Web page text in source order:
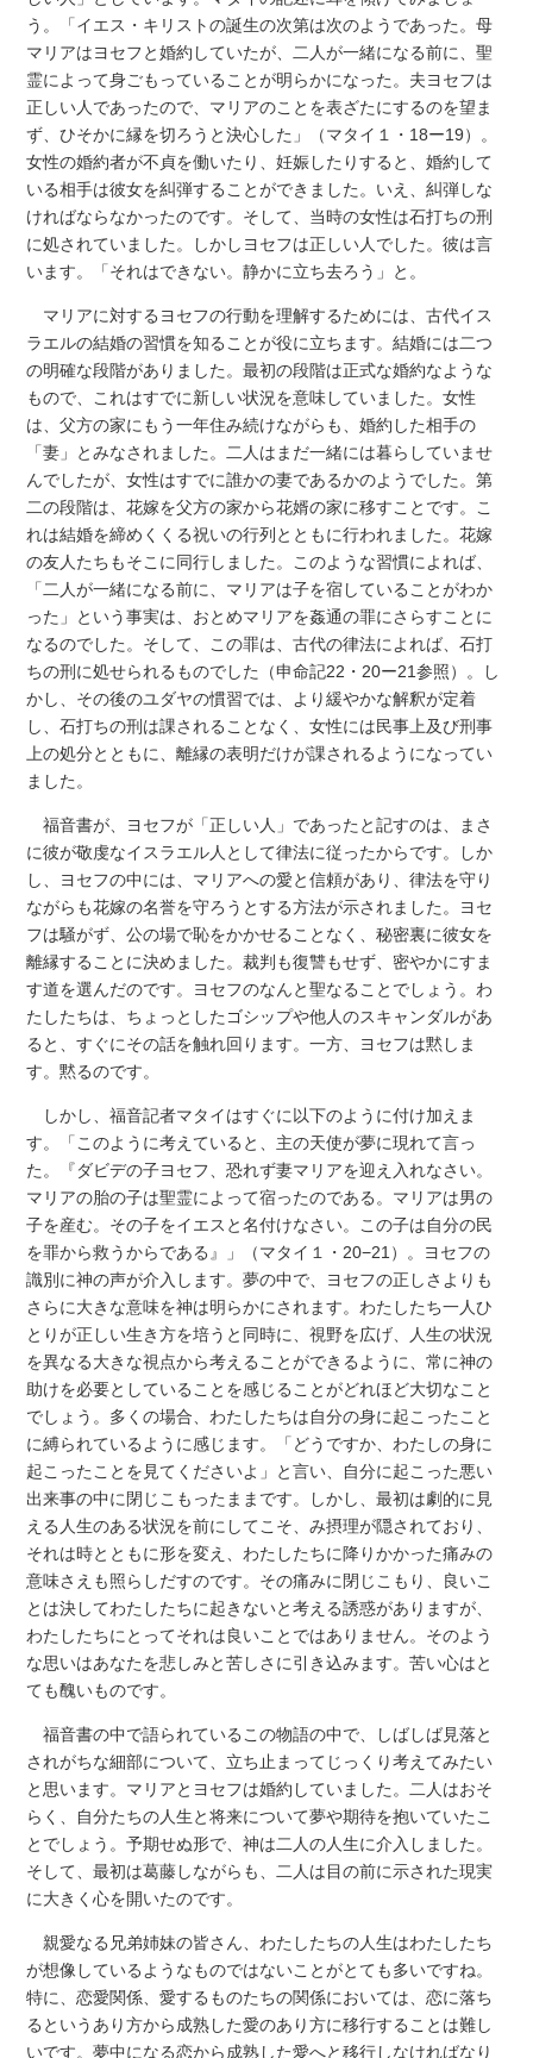
う。「イエス・キリストの誕生の次第は次のようであった。母
マリアはヨセフと婚約していたが、二人が一緒になる前に、聖
霊によって身ごもっていることが明らかになった。夫ヨセフは
正しい人であったので、マリアのことを表ざたにするのを望ま
ず、ひそかに縁を切ろうと決心した」（マタイ１・18ー19）。
女性の婚約者が不貞を働いたり、妊娠したりすると、婚約して
いる相手は彼女を糾弾することができました。いえ、糾弾しな
ければならなかったのです。そして、当時の女性は石打ちの刑
に処されていました。しかしヨセフは正しい人でした。彼は言
います。「それはできない。静かに立ち去ろう」と。
マリアに対するヨセフの行動を理解するためには、古代イス
ラエルの結婚の習慣を知ることが役に立ちます。結婚には二つ
の明確な段階がありました。最初の段階は正式な婚約なような
もので、これはすでに新しい状況を意味していました。女性
は、父方の家にもう一年住み続けながらも、婚約した相手の
「妻」とみなされました。二人はまだ一緒には暮らしていませ
んでしたが、女性はすでに誰かの妻であるかのようでした。第
二の段階は、花嫁を父方の家から花婿の家に移すことです。こ
れは結婚を締めくくる祝いの行列とともに行われました。花嫁
の友人たちもそこに同行しました。このような習慣によれば、
「二人が一緒になる前に、マリアは子を宿していることがわか
った」という事実は、おとめマリアを姦通の罪にさらすことに
なるのでした。そして、この罪は、古代の律法によれば、石打
ちの刑に処せられるものでした（申命記22・20ー21参照）。し
かし、その後のユダヤの慣習では、より緩やかな解釈が定着
し、石打ちの刑は課されることなく、女性には民事上及び刑事
上の処分とともに、離縁の表明だけが課されるようになってい
ました。
福音書が、ヨセフが「正しい人」であったと記すのは、まさ
に彼が敬虔なイスラエル人として律法に従ったからです。しか
し、ヨセフの中には、マリアへの愛と信頼があり、律法を守り
ながらも花嫁の名誉を守ろうとする方法が示されました。ヨセ
フは騒がず、公の場で恥をかかせることなく、秘密裏に彼女を
離縁することに決めました。裁判も復讐もせず、密やかにすま
す道を選んだのです。ヨセフのなんと聖なることでしょう。わ
たしたちは、ちょっとしたゴシップや他人のスキャンダルがあ
ると、すぐにその話を触れ回ります。一方、ヨセフは黙しま
す。黙るのです。
しかし、福音記者マタイはすぐに以下のように付け加えま
す。「このように考えていると、主の天使が夢に現れて言っ
た。『ダビデの子ヨセフ、恐れず妻マリアを迎え入れなさい。
マリアの胎の子は聖霊によって宿ったのである。マリアは男の
子を産む。その子をイエスと名付けなさい。この子は自分の民
を罪から救うからである』」（マタイ１・20−21）。ヨセフの
識別に神の声が介入します。夢の中で、ヨセフの正しさよりも
さらに大きな意味を神は明らかにされます。わたしたち一人ひ
とりが正しい生き方を培うと同時に、視野を広げ、人生の状況
を異なる大きな視点から考えることができるように、常に神の
助けを必要としていることを感じることがどれほど大切なこと
でしょう。多くの場合、わたしたちは自分の身に起こったこと
に縛られているように感じます。「どうですか、わたしの身に
起こったことを見てくださいよ」と言い、自分に起こった悪い
出来事の中に閉じこもったままです。しかし、最初は劇的に見
える人生のある状況を前にしてこそ、み摂理が隠されており、
それは時とともに形を変え、わたしたちに降りかかった痛みの
意味さえも照らしだすのです。その痛みに閉じこもり、良いこ
とは決してわたしたちに起きないと考える誘惑がありますが、
わたしたちにとってそれは良いことではありません。そのよう
な思いはあなたを悲しみと苦しさに引き込みます。苦い心はと
ても醜いものです。
福音書の中で語られているこの物語の中で、しばしば見落と
されがちな細部について、立ち止まってじっくり考えてみたい
と思います。マリアとヨセフは婚約していました。二人はおそ
らく、自分たちの人生と将来について夢や期待を抱いていたこ
とでしょう。予期せぬ形で、神は二人の人生に介入しました。
そして、最初は葛藤しながらも、二人は目の前に示された現実
に大きく心を開いたのです。
親愛なる兄弟姉妹の皆さん、わたしたちの人生はわたしたち
が想像しているようなものではないことがとても多いですね。
特に、恋愛関係、愛するものたちの関係においては、恋に落ち
るというあり方から成熟した愛のあり方に移行することは難し
いです。夢中になる恋から成熟した愛へと移行しなければなり